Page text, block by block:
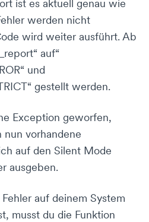
ist es aktuell genau wie
werden nicht
wird weiter ausführt. Ab
auf“
und
gestellt werden.
Exception geworfen,
vorhandene
auf den Silent Mode
ausgeben.
auf deinem System
musst du die Funktion